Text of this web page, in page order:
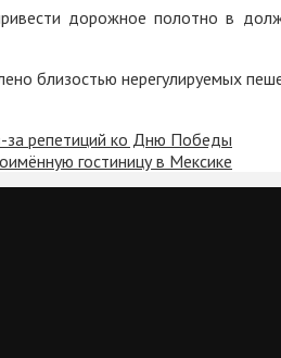
дорожное полотно в
близостью нерегулируемых
за репетиций ко Дню Победы
гостиницу в Мексике